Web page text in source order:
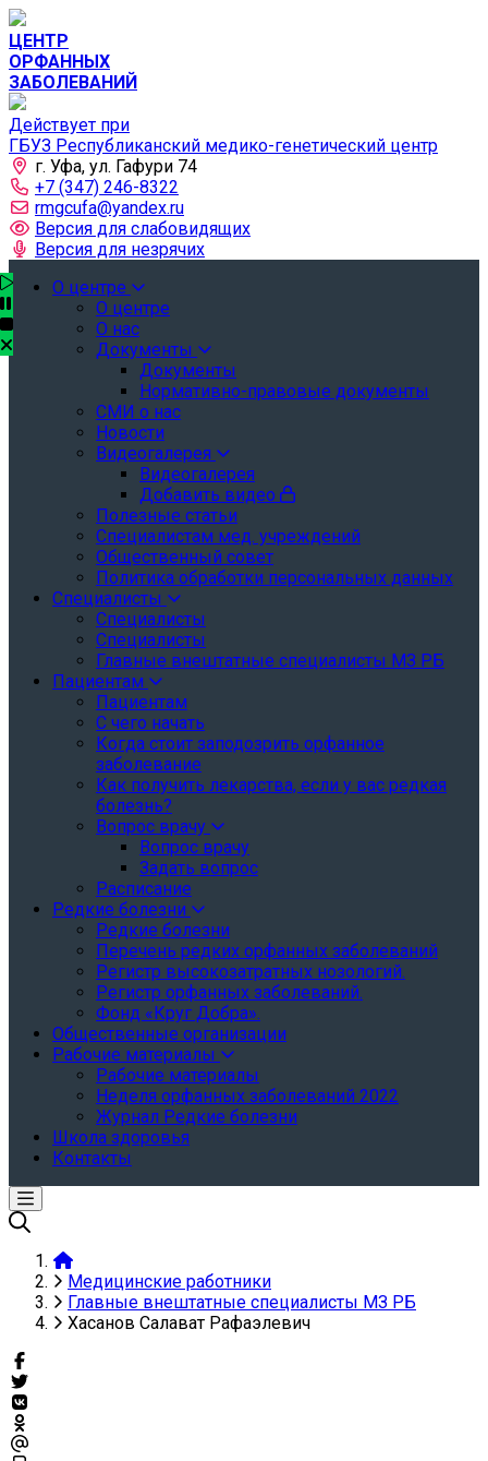
ЦЕНТР
ОРФАННЫХ
ЗАБОЛЕВАНИЙ
Действует при
ГБУЗ Республиканский медико-генетический центр
г. Уфа, ул. Гафури 74
+7 (347) 246-8322
rmgcufa@yandex.ru
Версия для слабовидящих
Версия для незрячих
О центре
О центре
О нас
Документы
Документы
Нормативно-правовые документы
СМИ о нас
Новости
Видеогалерея
Видеогалерея
Добавить видео
Полезные статьи
Специалистам мед. учреждений
Общественный совет
Политика обработки персональных данных
Специалисты
Специалисты
Специалисты
Главные внештатные специалисты МЗ РБ
Пациентам
Пациентам
С чего начать
Когда стоит заподозрить орфанное
заболевание
Как получить лекарства, если у вас редкая
болезнь?
Вопрос врачу
Вопрос врачу
Задать вопрос
Расписание
Редкие болезни
Редкие болезни
Перечень редких орфанных заболеваний
Регистр высокозатратных нозологий.
Регистр орфанных заболеваний.
Фонд «Круг Добра».
Общественные организации
Рабочие материалы
Рабочие материалы
Неделя орфанных заболеваний 2022
Журнал Редкие болезни
Школа здоровья
Контакты
Медицинские работники
Главные внештатные специалисты МЗ РБ
Хасанов Салават Рафаэлевич